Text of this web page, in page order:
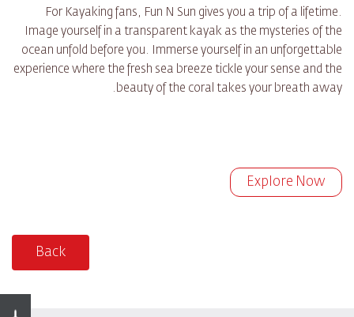
For Kayaking fans, Fun N Sun gives you a trip of a lifetime.
Image yourself in a transparent kayak as the mysteries of the
ocean unfold before you. Immerse yourself in an unforgettable
experience where the fresh sea breeze tickle your sense and the
beauty of the coral takes your breath away.
Explore Now
Back